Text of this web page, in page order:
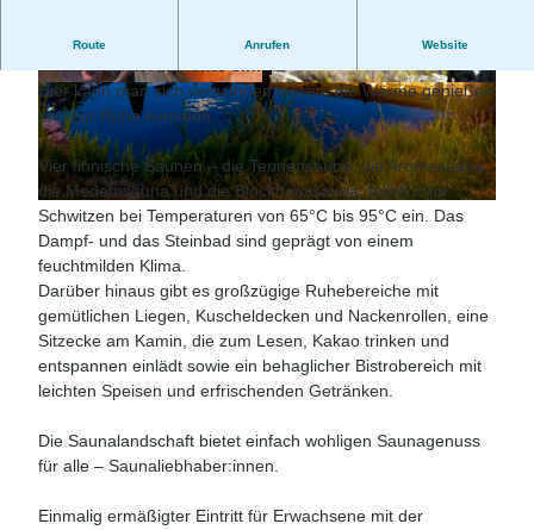
© Anna Mutter | CC-BY-SA
© Bernd Otten Photographie |CC-BY © Bernd Otten Photographie |CC-BY
Route Anrufen Website
Die Saunalandschaft lädt zum Entspannen im
mediterranen Ambiente ein.
Hier kann man sich verwöhnen lassen, die Wärme genießen
und zur Ruhe kommen.
Vier finnische Saunen – die Tennensauna, die Aromasauna,
die Medemsauna und die Blockhaussauna, laden zum
Schwitzen bei Temperaturen von 65°C bis 95°C ein. Das
Dampf- und das Steinbad sind geprägt von einem
feuchtmilden Klima.
Darüber hinaus gibt es großzügige Ruhebereiche mit
gemütlichen Liegen, Kuscheldecken und Nackenrollen, eine
Sitzecke am Kamin, die zum Lesen, Kakao trinken und
entspannen einlädt sowie ein behaglicher Bistrobereich mit
leichten Speisen und erfrischenden Getränken.
Die Saunalandschaft bietet einfach wohligen Saunagenuss
für alle – Saunaliebhaber:innen.
Einmalig ermäßigter Eintritt für Erwachsene mit der